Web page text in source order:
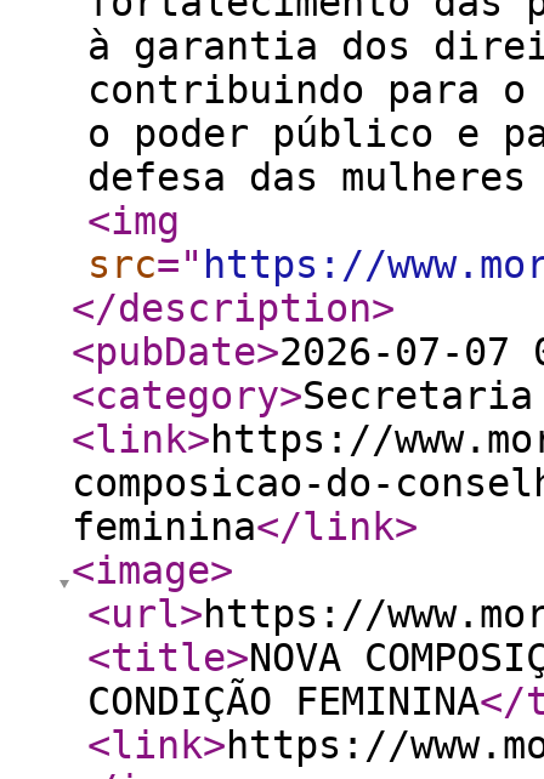
à garantia dos
contribuindo para
o poder público e
defesa das
<img
src=" https://
</description>
<pubDate>2026-07-07
<category>Secretaria
<link>https://
composicao-do-
feminina</link>
<image>
<url>https://
<title>NOVA
CONDIÇÃO FEMININA
<link>https://